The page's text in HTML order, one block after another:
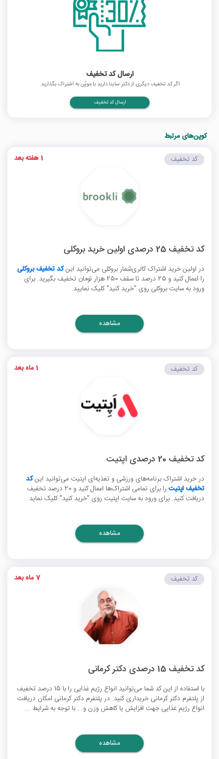
ارسال کد تخفیف
اگر کد تخفیف دیگری از دکتر ساینا دارید با موپُن به اشتراک بگذارید.
ارسال کد تخفیف
کوپن‌های مرتبط
کد تخفیف 25 درصدی اولین خرید بروکلی
در اولین خرید اشتراک کالری‌شمار بروکلی می‌توانید اینکد تخفیف بروکلی
را اعمال کنید و 25 درصد تا سقف 250 هزار تومان تخفیف بگیرید. برای
ورود به سایت بروکلی روی "خرید کنید" کلیک نمایید.
کد تخفیف 1 هفته بعد
مشاهده
کد تخفیف 20 درصدی اپتیت
در خرید اشتراک برنامه‌های ورزشی و تغذیه‌ای اپتیت می‌توانید اینکد
تخفیف اپتیت
را برای تمامی اشتراک‌ها اعمال کنید و 20 درصد تخفیف
دریافت کنید. برای ورود به سایت اپتیت روی "خرید کنید" کلیک نماید.
کد تخفیف 1 ماه بعد
مشاهده
کد تخفیف 15 درصدی دکتر کرمانی
با استفاده از این کد شما می‌توانید انواع رژیم غذایی را با 15 درصد تخفیف
از پلتفرم دکتر کرمانی خریداری کنید. در پلتفرم دکتر کرمانی امکان دریافت
انواع رژیم غذایی جهت افزایش یا کاهش وزن و... با توجه به شرایط ...
کد تخفیف 7 ماه بعد
مشاهده